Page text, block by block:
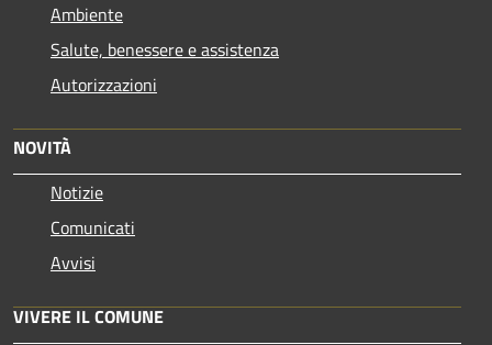
Ambiente
Salute, benessere e assistenza
Autorizzazioni
NOVITÀ
Notizie
Comunicati
Avvisi
VIVERE IL COMUNE